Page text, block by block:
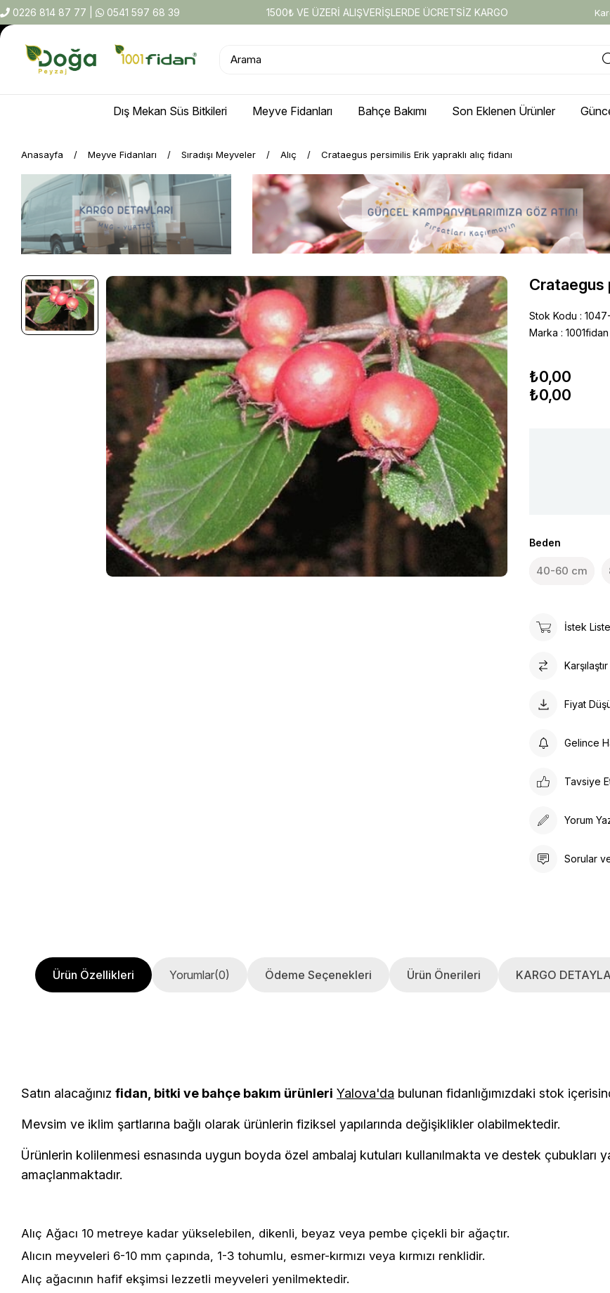
0226 814 87 77 0541 597 68 39 1500₺ VE ÜZERİ ALIŞVERİŞLERDE ÜCRETSİZ KARGO
Dış Mekan Süs Bitkileri Meyve Fidanları Bahçe Bakımı Son Eklenen Ürünler
Anasayfa Meyve Fidanları Sıradışı Meyveler Alıç Crataegus persimilis Erik yapraklı alıç fidanı
Crataegus
Stok Kodu
Marka : 1001fidan
₺0,00
₺0,00
Beden
40-60 cm
İstek
Karşılaştır
Fiyat
Gelince
Tavsiye
Yorum
Sorular
Ürün Özellikleri Yorumlar(0) Ödeme Seçenekleri Ürün Önerileri KARGO
Satın alacağınız fidan, bitki ve bahçe bakım ürünleri Yalova'da bulunan fidanlığımızdaki
Mevsim ve iklim şartlarına bağlı olarak ürünlerin fiziksel yapılarında değişiklikler olabilmektedir.
Ürünlerin kolilenmesi esnasında uygun boyda özel ambalaj kutuları kullanılmakta ve destek çubukları
amaçlanmaktadır.
Alıç Ağacı 10 metreye kadar yükselebilen, dikenli, beyaz veya pembe çiçekli bir ağaçtır.
Alıcın meyveleri 6-10 mm çapında, 1-3 tohumlu, esmer-kırmızı veya kırmızı renklidir.
Alıç ağacının hafif ekşimsi lezzetli meyveleri yenilmektedir.